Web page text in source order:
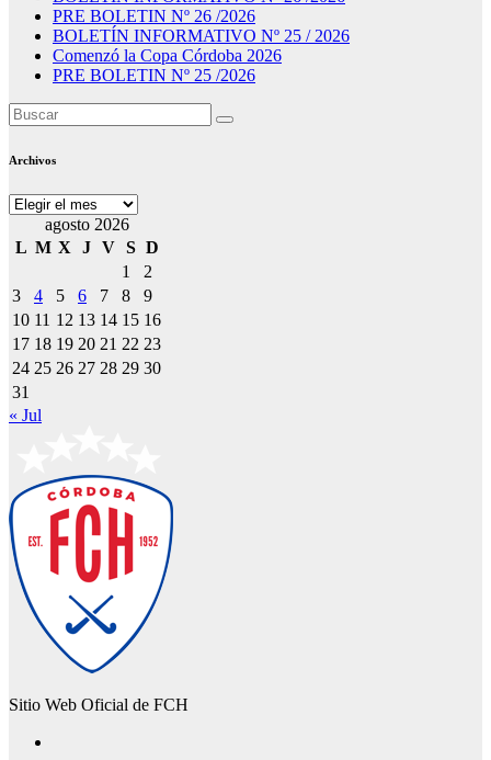
PRE BOLETIN Nº 26 /2026
BOLETÍN INFORMATIVO Nº 25 / 2026
Comenzó la Copa Córdoba 2026
PRE BOLETIN Nº 25 /2026
Archivos
Archivos
agosto 2026
L M X J V S D
1
2
3
4 5 6 7 8
9
10 11 12 13 14 15 16
17 18 19 20 21 22 23
24 25 26 27 28 29 30
31
« Jul
Sitio Web Oficial de FCH